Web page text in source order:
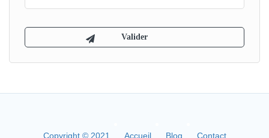
Copyright © 2021 Accueil Blog Contact